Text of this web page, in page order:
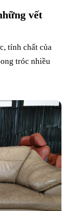
vết
tính chất của
tróc nhiều